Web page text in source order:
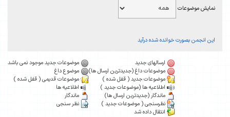
نمایش موضوعات
این انجمن بصورت خوانده شده درآید
ارسالهای جدید
موضوعات جدید موجود نمی باشد
موضوعات داغ (جدیدترین ارسال ها)
موضوع داغ
موضوعات جدید ( قفل شده )
موضوعات قدیمی ( قفل شده )
اطلاعیه ها (موضوعات جدید )
اطلاعیه ها
ماندگار (جدیدترین ارسال ها)
ماندگار
نظرسنجی ( موضوعات جدید )
نظر سنجی
انتقال داده شد